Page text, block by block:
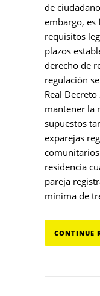
de
embargo, es
requisitos
plazos
derecho de
regulación
Real
mantener la
supuestos
exparejas
residencia
pareja
mínima de
CONTINUE